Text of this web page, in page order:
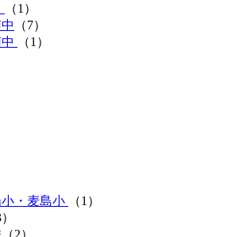
（1 ）
（7）
（1 ）
・麦島小
（1 ）
）
（2）